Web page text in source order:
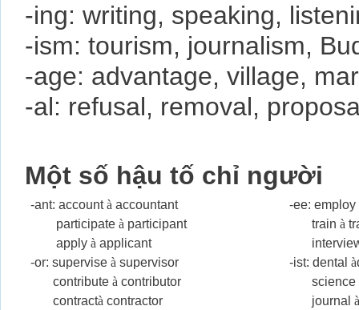
-ing: writing, speaking,
-ism: tourism, journalism,
-age: advantage, village,
-al: refusal, removal,
Một số hậu tố chỉ người
-ant: accountà accountant
participateà participant
applyà applicant
-or: superviseà supervisor
contributeà contributor
contractà contractor
-ee: employ
trainà
-ist: dentalà
science
journal